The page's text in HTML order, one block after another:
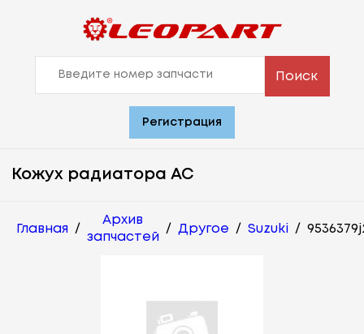
Поиск
Регистрация
Кожух радиатора АС
Главная /
Архив
запчастей
/ Другое / Suzuki /